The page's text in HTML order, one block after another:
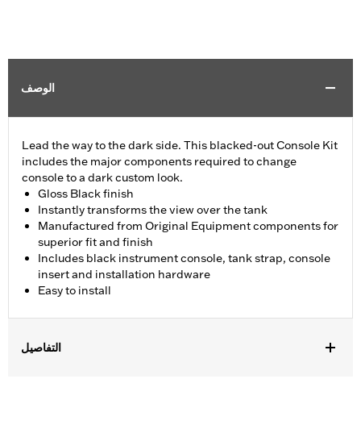
الوصف
Lead the way to the dark side. This blacked-out Console Kit
includes the major components required to change
console to a dark custom look.
Gloss Black finish
Instantly transforms the view over the tank
Manufactured from Original Equipment components for
superior fit and finish
Includes black instrument console, tank strap, console
insert and installation hardware
Easy to install
التفاصيل